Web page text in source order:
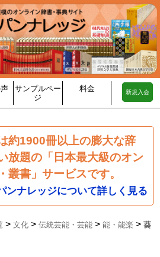
サンプルペー
ジ
料金 新規入会
約1900冊以上の膨大な辞
放題の「日本最大級のオン
叢書」サービスです。
ンナレッジについて詳しく見る
> 文化 > 伝統芸能・芸能 > 能・能楽 > 葵